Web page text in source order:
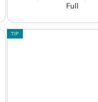
Full
TIP